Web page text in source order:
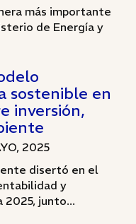
más importante
de Energía y
sostenible en
inversión,
2025
disertó en el
y
2025, junto...